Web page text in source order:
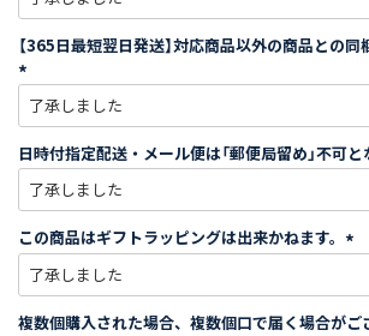
必
須
)
【365日最短翌日発送】対応商品以外の商品との同
必
須
)
日時付指定配送・メール便は「郵便局留め」不可と
この商品はギフトラッピングは出来かねます。
必
須
複数個購入された場合、複数個口で届く場合がご